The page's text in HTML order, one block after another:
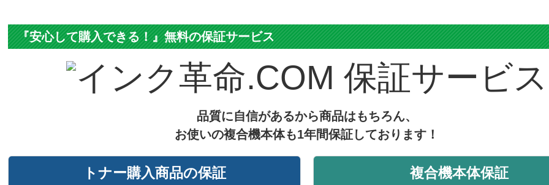
『安心して購入できる！』無料の保証サービス
保証サービス
品質に自信があるから商品はもちろん、
お使いの複合機本体も1年間保証しております！
トナー購入商品の保証 複合機本体保証